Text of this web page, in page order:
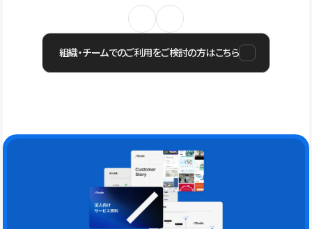
組織・チームでのご利用をご検討の方はこちら